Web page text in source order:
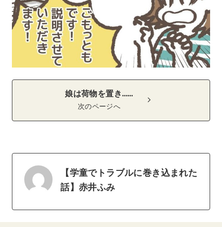
娘は荷物を置き……
次のページへ
【学童でトラブルに巻き込まれた
話】赤井ふみ